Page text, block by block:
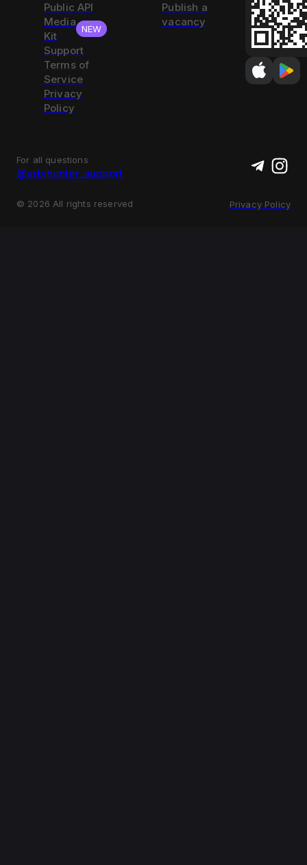
Public API
Media
Kit
NEW
Support
Terms of
Service
Privacy
Policy
Publish a
vacancy
For all questions
@arbihunter_support
© 2026 All rights reserved Privacy Policy